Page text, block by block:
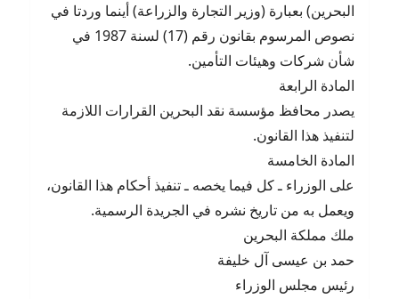
البحرين) بعبارة (وزير التجارة والزراعة) أينما وردتا في
نصوص المرسوم بقانون رقم (17) لسنة 1987 في
شأن شركات وهيئات التأمين.
المادة الرابعة
يصدر محافظ مؤسسة نقد البحرين القرارات اللازمة
لتنفيذ هذا القانون.
المادة الخامسة
على الوزراء ـ كل فيما يخصه ـ تنفيذ أحكام هذا القانون،
ويعمل به من تاريخ نشره في الجريدة الرسمية.
ملك مملكة البحرين
حمد بن عيسى آل خليفة
رئيس مجلس الوزراء